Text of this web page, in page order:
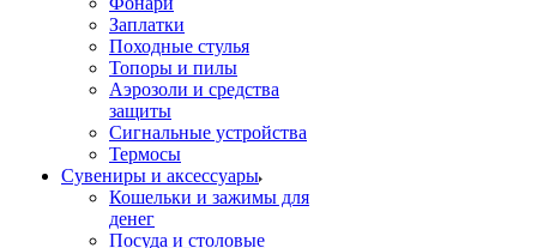
Заплатки
Походные стулья
Топоры и пилы
Аэрозоли и средства
защиты
Сигнальные устройства
Термосы
Сувениры и аксессуары
Кошельки и зажимы для
денег
Посуда и столовые